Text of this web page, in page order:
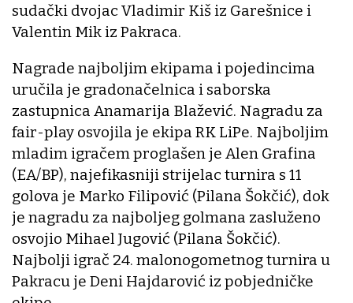
sudački dvojac Vladimir Kiš iz Garešnice i
Valentin Mik iz Pakraca.
Nagrade najboljim ekipama i pojedincima
uručila je gradonačelnica i saborska
zastupnica Anamarija Blažević. Nagradu za
fair-play osvojila je ekipa RK LiPe. Najboljim
mladim igračem proglašen je Alen Grafina
(EA/BP), najefikasniji strijelac turnira s 11
golova je Marko Filipović (Pilana Šokčić), dok
je nagradu za najboljeg golmana zasluženo
osvojio Mihael Jugović (Pilana Šokčić).
Najbolji igrač 24. malonogometnog turnira u
Pakracu je Deni Hajdarović iz pobjedničke